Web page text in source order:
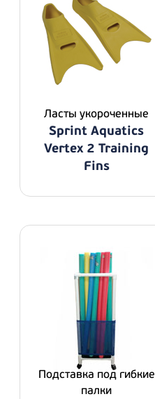
Ласты укороченные
Sprint Aquatics
Vertex 2 Training
Fins
Подставка под гибкие
палки